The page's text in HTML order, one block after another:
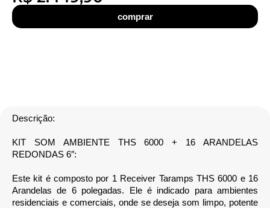
comprar
Descrição:
KIT SOM AMBIENTE THS 6000 + 16 ARANDELAS
REDONDAS 6″:
Este kit é composto por 1 Receiver Taramps THS 6000 e 16
Arandelas de 6 polegadas. Ele é indicado para ambientes
residenciais e comerciais, onde se deseja som limpo, potente